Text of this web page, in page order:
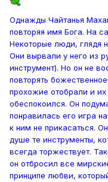
Однажды Чайтанья
повторяя имя Бога. На
Некоторые люди, глядя
Они вырвали у него из
инструмент). Но он не
повторять
прохожие отобрали и
обеспокоился. Он
понравилась его игра
к ним не прикасаться.
душе те инструменты,
всегда торжествует.
он отбросил все
принципе любви,